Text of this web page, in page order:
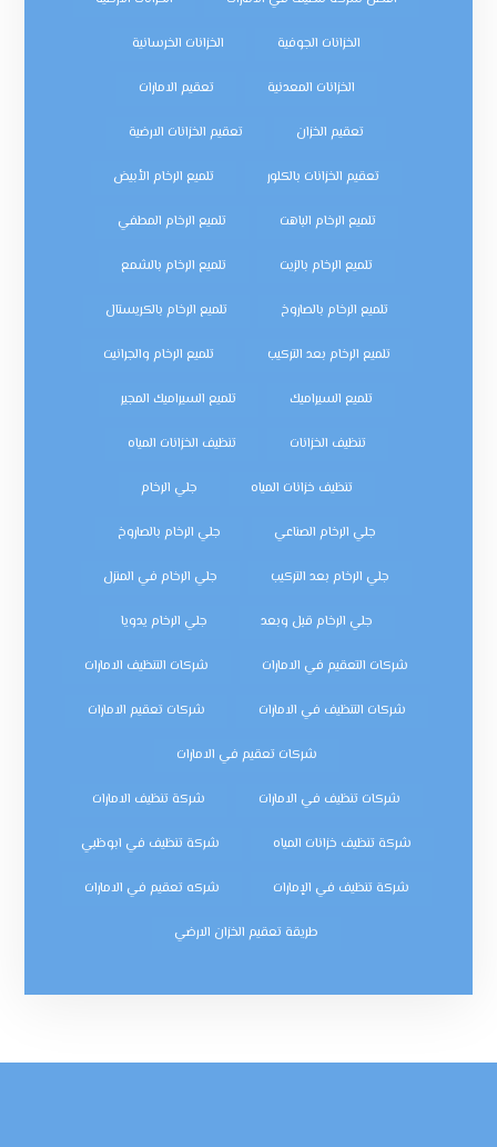
الخزانات الجوفية الخزانات الخرسانية
الخزانات المعدنية تعقيم الامارات
تعقيم الخزان تعقيم الخزانات الارضية
تعقيم الخزانات بالكلور تلميع الرخام الأبيض
تلميع الرخام الباهت تلميع الرخام المطفي
تلميع الرخام بالزيت تلميع الرخام بالشمع
تلميع الرخام بالصاروخ تلميع الرخام بالكريستال
تلميع الرخام بعد التركيب تلميع الرخام والجرانيت
تلميع السيراميك تلميع السيراميك المجير
تنظيف الخزانات تنظيف الخزانات المياه
تنظيف خزانات المياه جلي الرخام
جلي الرخام الصناعي جلي الرخام بالصاروخ
جلي الرخام بعد التركيب جلي الرخام في المنزل
جلي الرخام قبل وبعد جلي الرخام يدويا
شركات التعقيم في الامارات شركات التنظيف الامارات
شركات التنظيف في الامارات شركات تعقيم الامارات
شركات تعقيم في الامارات
شركات تنظيف في الامارات شركة تنظيف الامارات
شركة تنظيف خزانات المياه شركة تنظيف في ابوظبي
شركة تنظيف في الإمارات شركه تعقيم في الامارات
طريقة تعقيم الخزان الارضي